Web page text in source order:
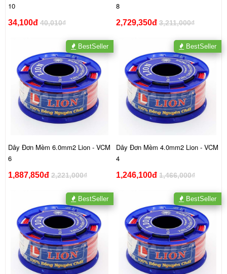
10
34,100đ 40,010₫
8
2,729,350đ 3,211,000₫
Dây Đơn Mềm 6.0mm2 Lion - VCM
6
1,887,850đ 2,221,000₫
BestSeller
Dây Đơn Mềm 4.0mm2 Lion - VCM
4
1,246,100đ 1,466,000₫
BestSeller
BestSeller BestSeller